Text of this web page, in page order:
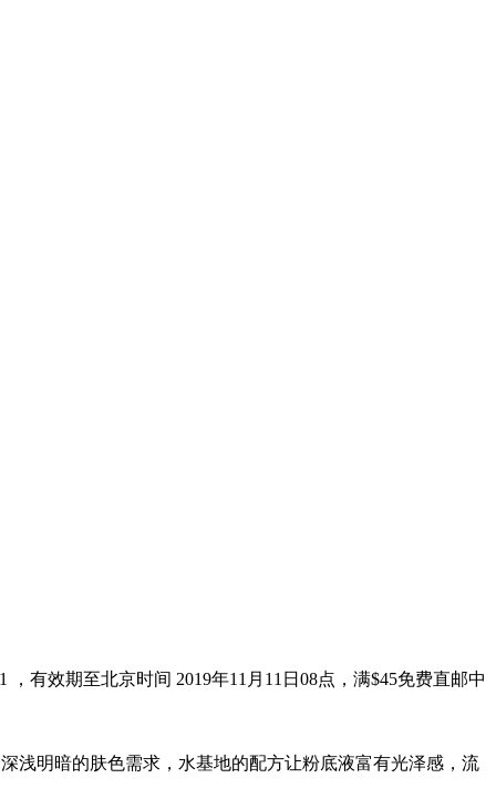
有效期至北京时间 2019年11月11日08点，满$45免费直邮中
浅明暗的肤色需求，水基地的配方让粉底液富有光泽感，流